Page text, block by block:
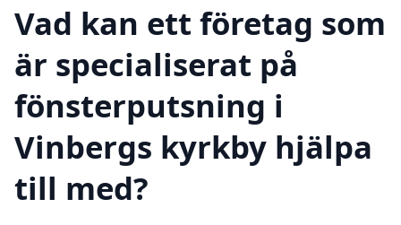
Vad kan ett företag som
är specialiserat på
fönsterputsning i
Vinbergs kyrkby hjälpa
till med?